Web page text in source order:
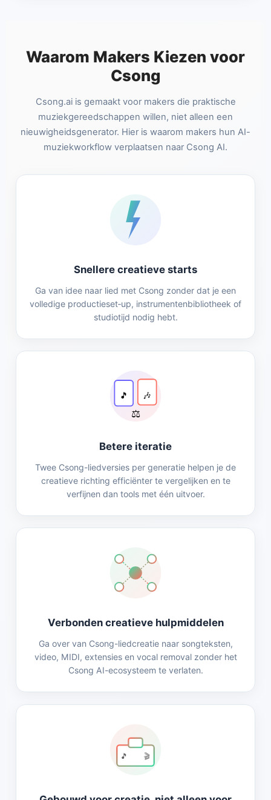
Waarom Makers Kiezen voor
Csong
Csong.ai is gemaakt voor makers die praktische
muziekgereedschappen willen, niet alleen een
nieuwigheidsgenerator. Hier is waarom makers hun AI-
muziekworkflow verplaatsen naar Csong AI.
Snellere creatieve starts
Ga van idee naar lied met Csong zonder dat je een
volledige productieset‑up, instrumentenbibliotheek of
studiotijd nodig hebt.
🎵 🎶
⚖️
Betere iteratie
Twee Csong-liedversies per generatie helpen je de
creatieve richting efficiënter te vergelijken en te
verfijnen dan tools met één uitvoer.
Verbonden creatieve hulpmiddelen
Ga over van Csong-liedcreatie naar songteksten,
video, MIDI, extensies en vocal removal zonder het
Csong AI-ecosysteem te verlaten.
🎵 🎬